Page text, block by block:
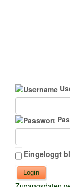
Eingeloggt